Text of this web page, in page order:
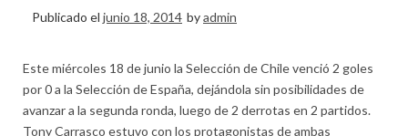
Publicado el junio 18, 2014 byadmin
Este miércoles 18 de junio la Selección de Chile venció 2 goles
por 0 a la Selección de España, dejándola sin posibilidades de
avanzar a la segunda ronda, luego de 2 derrotas en 2 partidos.
Tony Carrasco estuvo con los protagonistas de ambas